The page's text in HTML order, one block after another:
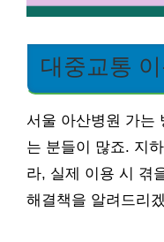
대중교통
서울 아산병원 가는
는 분들이 많죠. 지
라, 실제 이용 시 겪
해결책을 알려드리